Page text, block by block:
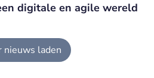
digitale en agile wereld
nieuws laden